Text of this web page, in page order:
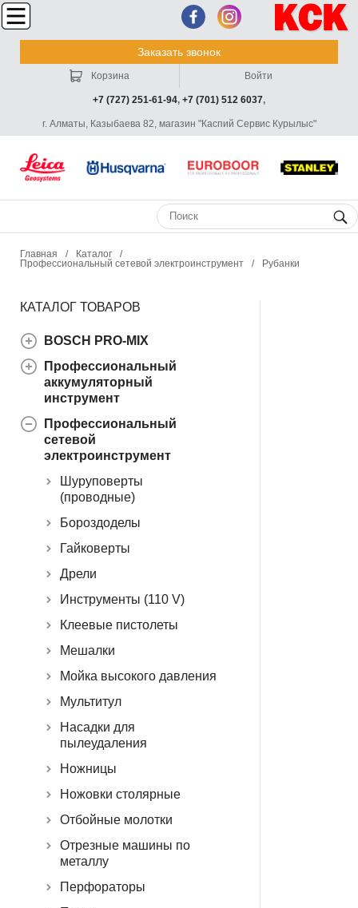
Заказать звонок
+7 (727) 251-61-94, +7 (701) 512 6037,
г. Алматы, Казыбаева 82, магазин "Каспий Сервис Курылыс"
Корзина Войти
Главная / Каталог
/
Профессиональный сетевой электроинструмент
/ Рубанки
КАТАЛОГ ТОВАРОВ
BOSCH PRO-MIX
Профессиональный
аккумуляторный
инструмент
Профессиональный
сетевой
электроинструмент
Шуруповерты
(проводные)
Бороздоделы
Гайковерты
Дрели
Инструменты (110 V)
Клеевые пистолеты
Мешалки
Мойка высокого давления
Мультитул
Насадки для
пылеудаления
Ножницы
Ножовки столярные
Отбойные молотки
Отрезные машины по
металлу
Перфораторы